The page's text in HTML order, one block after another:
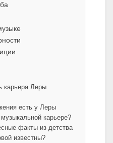
карьера Леры
есть у Леры
карьере?
факты из детства
известны?